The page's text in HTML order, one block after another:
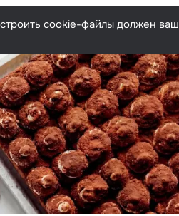
cookie-файлы должен ваш